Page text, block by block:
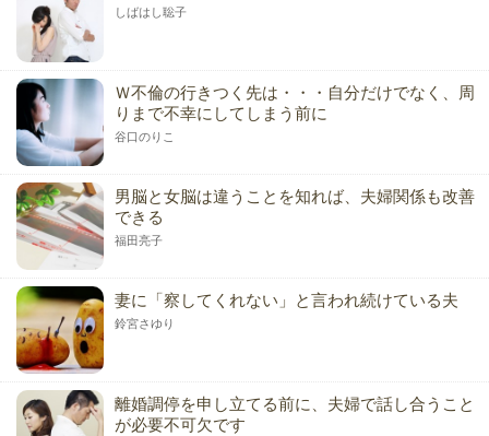
しばはし聡子
Ｗ不倫の行きつく先は・・・自分だけでなく、周
りまで不幸にしてしまう前に
谷口のりこ
男脳と女脳は違うことを知れば、夫婦関係も改善
できる
福田亮子
妻に「察してくれない」と言われ続けている夫
鈴宮さゆり
離婚調停を申し立てる前に、夫婦で話し合うこと
が必要不可欠です